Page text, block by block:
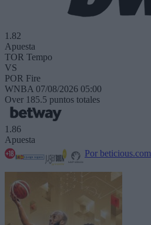
1.82
Apuesta
TOR Tempo
VS
POR Fire
WNBA 07/08/2026 05:00
Over 185.5 puntos totales
1.86
Apuesta
Por beticious.com